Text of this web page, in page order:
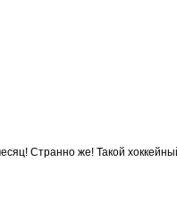
Странно же! Такой